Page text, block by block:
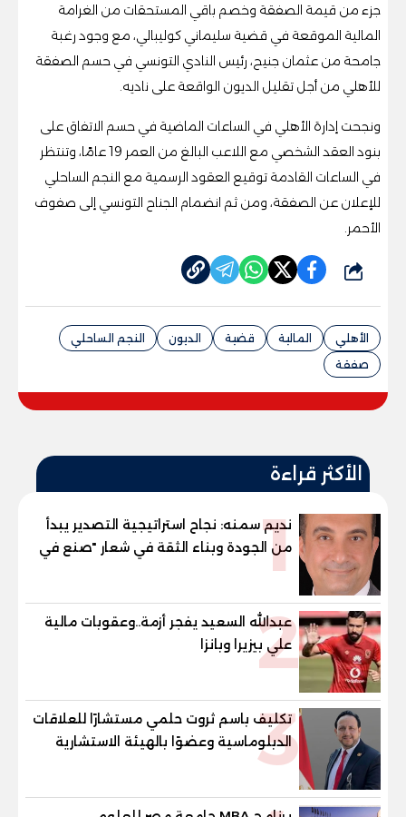
جزء من قيمة الصفقة وخصم باقي المستحقات من الغرامة
المالية الموقعة في قضية سليماني كوليبالي، مع وجود رغبة
جامحة من عثمان جنيح، رئيس النادي التونسي في حسم الصفقة
للأهلي من أجل تقليل الديون الواقعة على ناديه.
ونجحت إدارة الأهلي في الساعات الماضية في حسم الاتفاق على
بنود العقد الشخصي مع اللاعب البالغ من العمر 19 عامًا، وتنتظر
في الساعات القادمة توقيع العقود الرسمية مع النجم الساحلي
للإعلان عن الصفقة، ومن ثم انضمام الجناح التونسي إلى صفوف
الأحمر.
شارك
الأهلي المالية قضية الديون
النجم الساحلي
صفقة
الأكثر قراءة
1
نديم سمنه: نجاح استراتيجية التصدير يبدأ
من الجودة وبناء الثقة في شعار "صنع في
مصر"
2
عبدالله السعيد يفجر أزمة..وعقوبات مالية
علي بيزيرا وبانزا
3
تكليف باسم ثروت حلمي مستشارًا للعلاقات
الدبلوماسية وعضوًا بالهيئة الاستشارية
العليا لمنظمة «جاد جمينت يوإن»